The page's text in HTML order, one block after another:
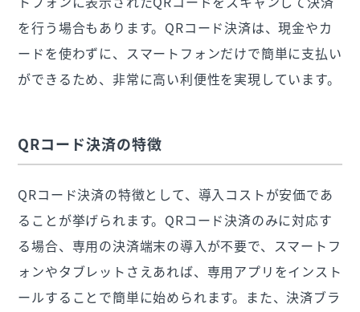
を行う場合もあります。QRコード決済は、現金やカ
ードを使わずに、スマートフォンだけで簡単に支払い
ができるため、非常に高い利便性を実現しています。
QRコード決済の特徴
QRコード決済の特徴として、導入コストが安価であ
ることが挙げられます。QRコード決済のみに対応す
る場合、専用の決済端末の導入が不要で、スマートフ
ォンやタブレットさえあれば、専用アプリをインスト
ールすることで簡単に始められます。また、決済ブラ